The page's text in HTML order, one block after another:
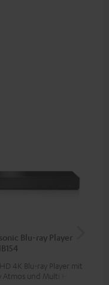
Blu-ray Player
4K Blu-ray Player mit
Atmos und Multi HDR-